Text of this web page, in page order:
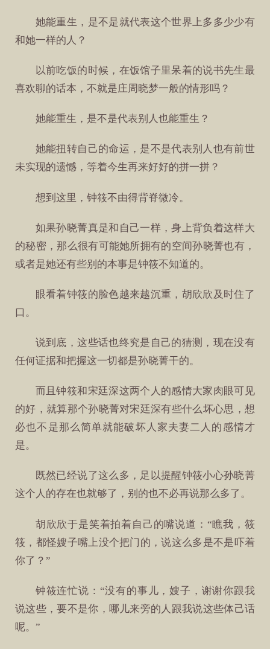
她能重生，是不是就代表这个世界上多多少少有
和她一样的人？
以前吃饭的时候，在饭馆子里呆着的说书先生最
喜欢聊的话本，不就是庄周晓梦一般的情形吗？
她能重生，是不是代表别人也能重生？
她能扭转自己的命运，是不是代表别人也有前世
未实现的遗憾，等着今生再来好好的拼一拼？
想到这里，钟筱不由得背脊微冷。
如果孙晓菁真是和自己一样，身上背负着这样大
的秘密，那么很有可能她所拥有的空间孙晓菁也有，
或者是她还有些别的本事是钟筱不知道的。
眼看着钟筱的脸色越来越沉重，胡欣欣及时住了
口。
说到底，这些话也终究是自己的猜测，现在没有
任何证据和把握这一切都是孙晓菁干的。
而且钟筱和宋廷深这两个人的感情大家肉眼可见
的好，就算那个孙晓菁对宋廷深有些什么坏心思，想
必也不是那么简单就能破坏人家夫妻二人的感情才
是。
既然已经说了这么多，足以提醒钟筱小心孙晓菁
这个人的存在也就够了，别的也不必再说那么多了。
胡欣欣于是笑着拍着自己的嘴说道：“瞧我，筱
筱，都怪嫂子嘴上没个把门的，说这么多是不是吓着
你了？”
钟筱连忙说：“没有的事儿，嫂子，谢谢你跟我
说这些，要不是你，哪儿来旁的人跟我说这些体己话
呢。”